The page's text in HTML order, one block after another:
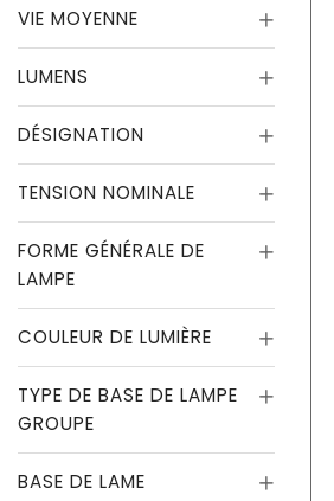
VIE MOYENNE
LUMENS
DÉSIGNATION
TENSION NOMINALE
FORME GÉNÉRALE DE
LAMPE
COULEUR DE LUMIÈRE
TYPE DE BASE DE LAMPE
GROUPE
BASE DE LAME